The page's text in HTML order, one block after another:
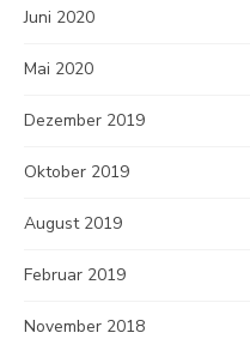
Juni 2020
Mai 2020
Dezember 2019
Oktober 2019
August 2019
Februar 2019
November 2018